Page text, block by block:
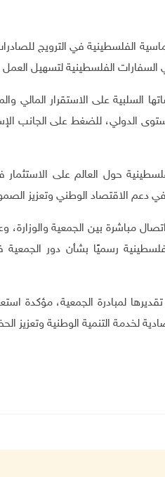
الفلسطينية في الترويج
الفلسطينية لتسهيل العمل
السلبية على الاستقرار
الدولي، للضغط على الجانب
حول العالم على
دعم الاقتصاد الوطني وتعزيز
مباشرة بين الجمعية والوزارة،
رسميًا بشأن دور
لمبادرة الجمعية، مؤكدة
لخدمة التنمية الوطنية وتعزيز